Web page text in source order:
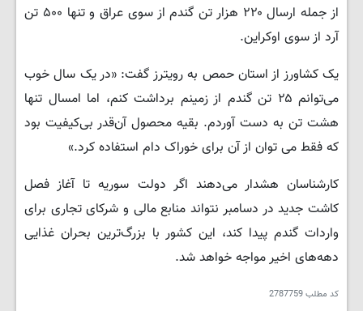
از جمله ارسال ۲۲۰ هزار تن گندم از سوی عراق و تنها ۵۰۰ تن
آرد از سوی اوکراین.
یک کشاورز از استان حمص به رویترز گفت: «در یک سال خوب
می‌توانم ۲۵ تن گندم از زمینم برداشت کنم، اما امسال تنها
هشت تن به دست آوردم. بقیه محصول آن‌قدر بی‌کیفیت بود
که فقط می توان از آن برای خوراک دام استفاده کرد.»
کارشناسان هشدار می‌دهند اگر دولت سوریه تا آغاز فصل
کاشت جدید در دسامبر نتواند منابع مالی و شرکای تجاری برای
واردات گندم پیدا کند، این کشور با بزرگ‌ترین بحران غذایی
دهه‌های اخیر مواجه خواهد شد.
کد مطلب2787759